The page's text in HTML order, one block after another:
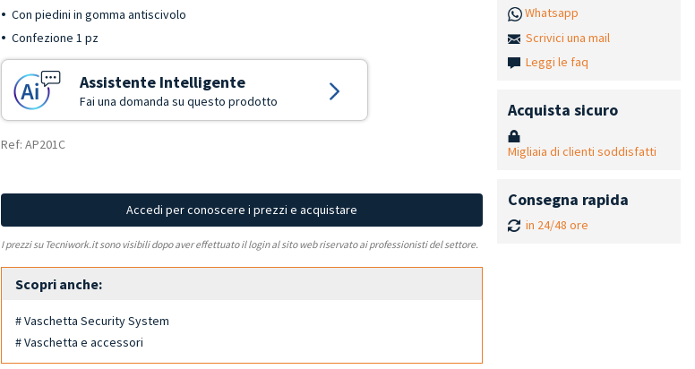
Con piedini in gomma antiscivolo
Confezione 1 pz
Assistente Intelligente
Fai una domanda su questo prodotto
Ref: AP201C
Accedi per conoscere i prezzi e acquistare
I prezzi su Tecniwork.it sono visibili dopo aver effettuato il login al sito web riservato ai professionisti del settore.
Scopri anche:
# Vaschetta Security System
# Vaschetta e accessori
Whatsapp
Scrivici una mail
Leggi le faq
Acquista sicuro
Migliaia di clienti soddisfatti
Consegna rapida
in 24/48 ore